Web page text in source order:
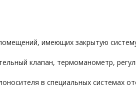
имеющих закрытую
клапан, термоманометр,
в специальных системах